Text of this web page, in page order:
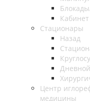
Стационары
Назад
Центр
медицины